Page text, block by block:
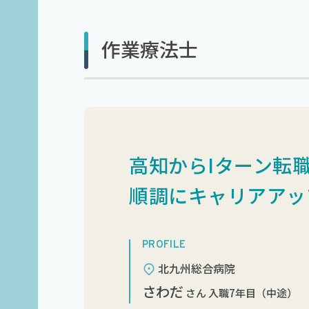
作業療法士
高知からIターン転
順調にキャリアア
PROFILE
北九州総合病院
さわだ さん 入職7年目（中途）